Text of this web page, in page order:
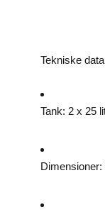
Tekniske
Tank: 2 x 25